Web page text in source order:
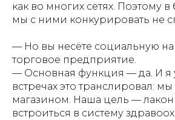
как во многих сетях. Поэтому
мы с ними конкурировать не
— Но вы несёте социальную
торговое предприятие.
— Основная функция — да. И я
встречах это транслировал:
магазином. Наша цель —
встроиться в систему